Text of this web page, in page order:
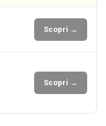
Scopri →
Scopri →